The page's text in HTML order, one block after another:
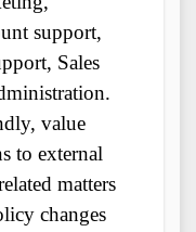
support,
Sales
value
to external
matters
changes